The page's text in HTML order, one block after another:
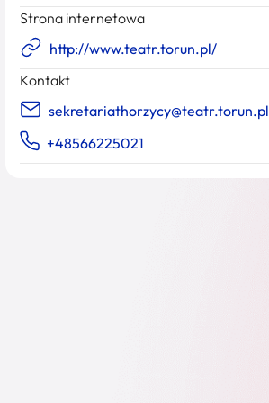
Strona internetowa
http://www.teatr.torun.pl/
Kontakt
sekretariathorzycy@teatr.torun.pl
+48566225021